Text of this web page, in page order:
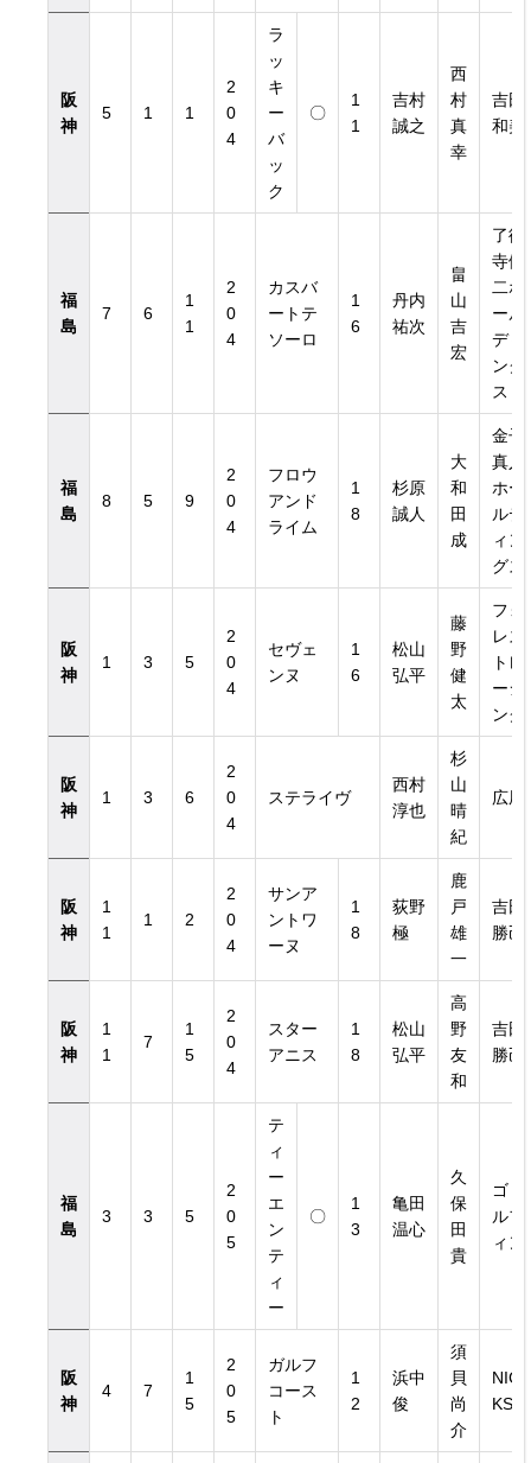
阪
神
5 1 1
2
0
4
ラ
ッ
キ
ー
バ
ッ
ク
〇
1
1
吉村
誠之
西
村
真
幸
吉田
和美
福
島
7 6
1
1
2
0
4
カスバ
ートテ
ソーロ
1
6
丹内
祐次
畠
山
吉
宏
了徳
寺健
二ホ
ール
ディ
ング
ス
福
島
8 5 9
2
0
4
フロウ
アンド
ライム
1
8
杉原
誠人
大
和
田
成
金子
真人
ホー
ルデ
ィン
グス
阪
神
1 3 5
2
0
4
セヴェ
ンヌ
1
6
松山
弘平
藤
野
健
太
フォ
レス
トレ
ーシ
ング
阪
神
1 3 6
2
0
4
ステライヴ
西村
淳也
杉
山
晴
紀
広尾
阪
神
1
1
1 2
2
0
4
サンア
ントワ
ーヌ
1
8
荻野
極
鹿
戸
雄
一
吉田
勝己
阪
神
1
1
7
1
5
2
0
4
スター
アニス
1
8
松山
弘平
高
野
友
和
吉田
勝己
福
島
3 3 5
2
0
5
テ
ィ
ー
エ
ン
テ
ィ
ー
〇
1
3
亀田
温心
久
保
田
貴
ゴド
ルフ
ィン
阪
神
4 7
1
5
2
0
5
ガルフ
コース
ト
1
2
浜中
俊
須
貝
尚
介
NIC
KS